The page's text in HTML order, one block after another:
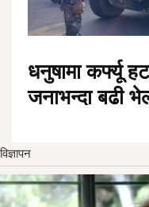
धनुषामा कर्फ्यू
जनाभन्दा बढी